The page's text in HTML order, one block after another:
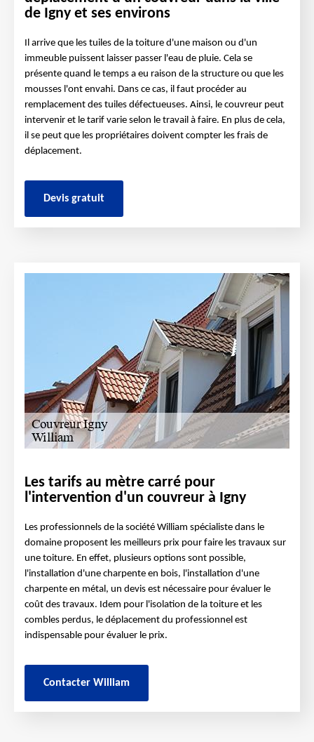
de Igny et ses environs
Il arrive que les tuiles de la toiture d'une maison ou d'un
immeuble puissent laisser passer l'eau de pluie. Cela se
présente quand le temps a eu raison de la structure ou que les
mousses l'ont envahi. Dans ce cas, il faut procéder au
remplacement des tuiles défectueuses. Ainsi, le couvreur peut
intervenir et le tarif varie selon le travail à faire. En plus de cela,
il se peut que les propriétaires doivent compter les frais de
déplacement.
Devis gratuit
Les tarifs au mètre carré pour
l'intervention d'un couvreur à Igny
Les professionnels de la société William spécialiste dans le
domaine proposent les meilleurs prix pour faire les travaux sur
une toiture. En effet, plusieurs options sont possible,
l'installation d'une charpente en bois, l'installation d'une
charpente en métal, un devis est nécessaire pour évaluer le
coût des travaux. Idem pour l'isolation de la toiture et les
combles perdus, le déplacement du professionnel est
indispensable pour évaluer le prix.
Contacter William